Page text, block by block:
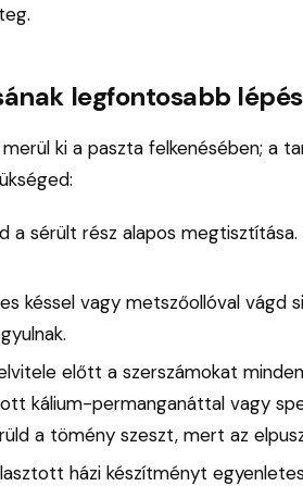
legfontosabb
ki a paszta felkenésében; a
a sérült rész alapos
késsel vagy metszőollóval vágd
előtt a szerszámokat
kálium-permanganáttal vagy
a tömény szeszt, mert az
házi készítményt